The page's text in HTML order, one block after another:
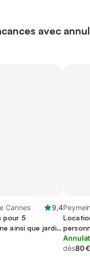
avec
Cannes
9,4
pour 5
ainsi que jardin
dès80 €